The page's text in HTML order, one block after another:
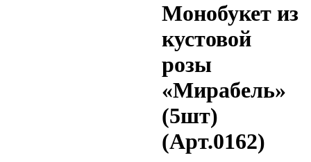
Монобукет из
кустовой
розы
«Мирабель»
(5шт)
(Арт.0162)